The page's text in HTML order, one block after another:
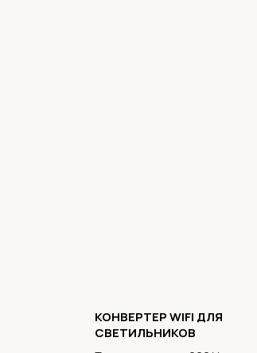
КОНВЕРТЕР WIFI ДЛЯ
СВЕТИЛЬНИКОВ